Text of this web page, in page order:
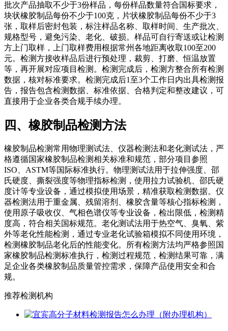
批次产品抽取不少于3份样品，每份样品数量符合国标要求，
块状橡胶制品每份不少于100克，片状橡胶制品每份不少于3
张，取样后密封包装，标注样品名称、取样时间、生产批次、
规格型号，避免污染、老化、破损。样品可自行寄送或让检测
方上门取样，上门取样费用根据常州各地距离收取100至200
元。检测方接收样品后进行预处理，裁剪、打磨、恒温放置
等，再开展对应项目检测。检测完成后，检测方整合所有检测
数据，核对标准要求。检测完成后1至3个工作日内出具检测报
告，报告包含检测数据、标准依据、合格判定和整改建议，可
直接用于企业各类合规手续办理。
四、橡胶制品检测方法
橡胶制品检测常用物理测试法、仪器检测法和老化测试法，严
格遵循国家橡胶制品检测相关标准和规范，部分项目参照
ISO、ASTM等国际标准执行。物理测试法用于拉伸强度、邵
氏硬度、撕裂强度等物理指标检测，使用拉力试验机、邵氏硬
度计等专业设备，通过模拟使用场景，精准获取检测数据。仪
器检测法用于重金属、残留溶剂、橡胶含量等核心指标检测，
使用原子吸收仪、气相色谱仪等专业设备，检出限低，检测精
度高，符合相关国标规范。老化测试法用于热空气、臭氧、紫
外等老化性能检测，通过专业老化试验箱模拟不同使用环境，
检测橡胶制品老化后的性能变化。所有检测方法均严格参照国
家橡胶制品检测标准执行，检测过程规范，检测结果可靠，满
足企业各类橡胶制品质量管控需求，保障产品使用安全和合
规。
推荐检测机构